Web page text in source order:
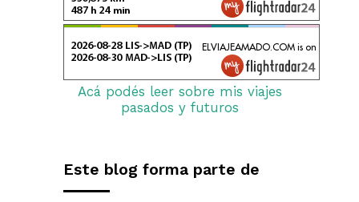
Acá podés leer sobre mis viajes
pasados y futuros
Este blog forma parte de